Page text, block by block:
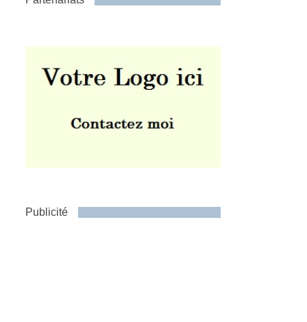
Publicité